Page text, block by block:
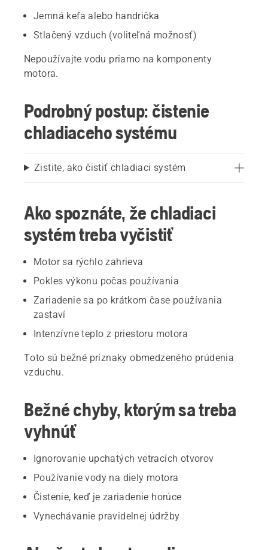
Jemná kefa alebo handrička
Stlačený vzduch (voliteľná možnosť)
Nepoužívajte vodu priamo na komponenty
motora.
Podrobný postup: čistenie
chladiaceho systému
Zistite, ako čistiť chladiaci systém
Ako spoznáte, že chladiaci
systém treba vyčistiť
Motor sa rýchlo zahrieva
Pokles výkonu počas používania
Zariadenie sa po krátkom čase používania
zastaví
Intenzívne teplo z priestoru motora
Toto sú bežné príznaky obmedzeného prúdenia
vzduchu.
Bežné chyby, ktorým sa treba
vyhnúť
Ignorovanie upchatých vetracích otvorov
Používanie vody na diely motora
Čistenie, keď je zariadenie horúce
Vynechávanie pravidelnej údržby